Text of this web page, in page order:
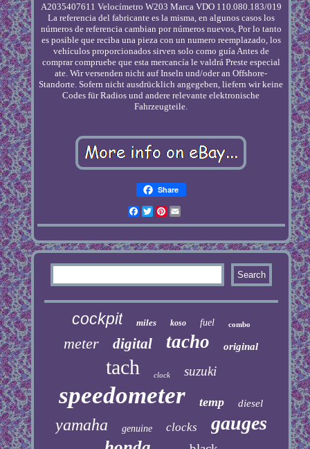
A2035407611 Velocímetro W203 Marca VDO 110.080.183/019
La referencia del fabricante es la misma, en algunos casos los
números de referencia cambian por números nuevos, Por lo tanto
es posible que reciba una pieza con un numero reemplazado, los
vehículos proporcionados sirven solo como guía Antes de
comprar compruebe que esta mercancía le valdrá Preste especial
ate. Wir versenden nicht auf Inseln und/oder an Offshore-
Standorte. Sofern nicht ausdrücklich angegeben, liefern wir keine
Codes für Radios und andere relevante elektronische
Fahrzeugteile.
Share
Facebook
TwitterPinterest
cockpit miles koso fuel combo
meter digital tacho original
tach clock suzuki
speedometer temp diesel
yamaha genuine clocks gauges